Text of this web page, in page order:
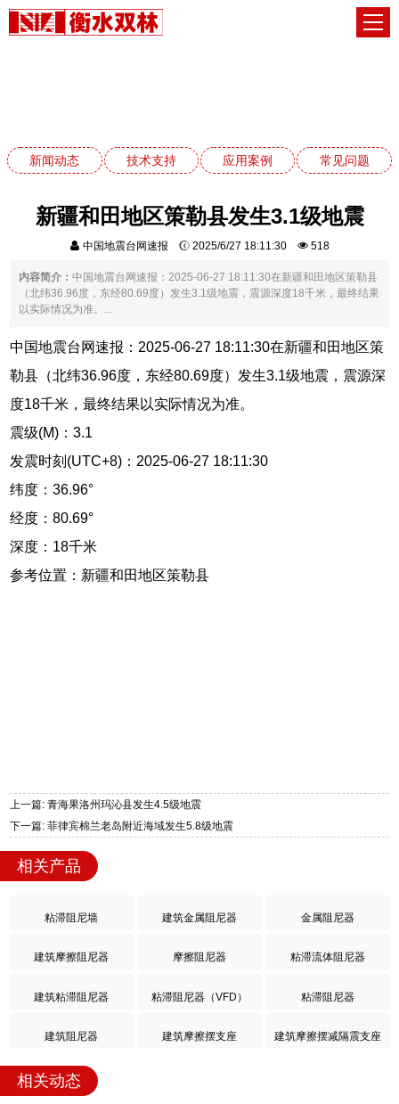
新闻动态 技术支持 应用案例 常见问题
新疆和田地区策勒县发生3.1级地震
中国地震台网速报 2025/6/27 18:11:30 518
内容简介：中国地震台网速报：2025-06-27 18:11:30在新疆和田地区策勒县
（北纬36.96度，东经80.69度）发生3.1级地震，震源深度18千米，最终结果
以实际情况为准。...
中国地震台网速报：2025-06-27 18:11:30在新疆和田地区策
勒县（北纬36.96度，东经80.69度）发生3.1级地震，震源深
度18千米，最终结果以实际情况为准。
震级(M)：3.1
发震时刻(UTC+8)：2025-06-27 18:11:30
纬度：36.96°
经度：80.69°
深度：18千米
参考位置：新疆和田地区策勒县
上一篇: 青海果洛州玛沁县发生4.5级地震
下一篇: 菲律宾棉兰老岛附近海域发生5.8级地震
相关产品
粘滞阻尼墙 建筑金属阻尼器 金属阻尼器
建筑摩擦阻尼器 摩擦阻尼器 粘滞流体阻尼器
建筑粘滞阻尼器 粘滞阻尼器（VFD） 粘滞阻尼器
建筑阻尼器 建筑摩擦摆支座 建筑摩擦摆减隔震支座
相关动态